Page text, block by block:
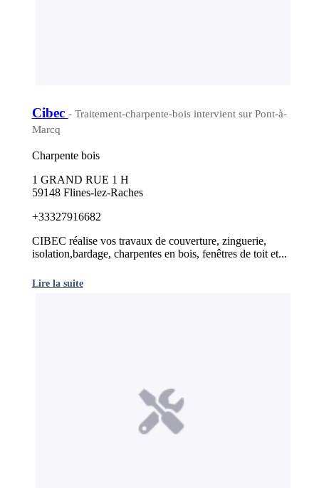
Cibec - Traitement-charpente-bois intervient sur Pont-à-
Marcq
Charpente bois
1 GRAND RUE 1 H
59148 Flines-lez-Raches
+33327916682
CIBEC réalise vos travaux de couverture, zinguerie,
isolation,bardage, charpentes en bois, fenêtres de toit et...
Lire la suite